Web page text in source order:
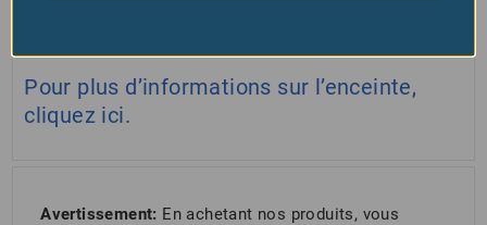
Pour plus d’informations sur l’enceinte,
cliquez ici.
Avertissement: En achetant nos produits, vous